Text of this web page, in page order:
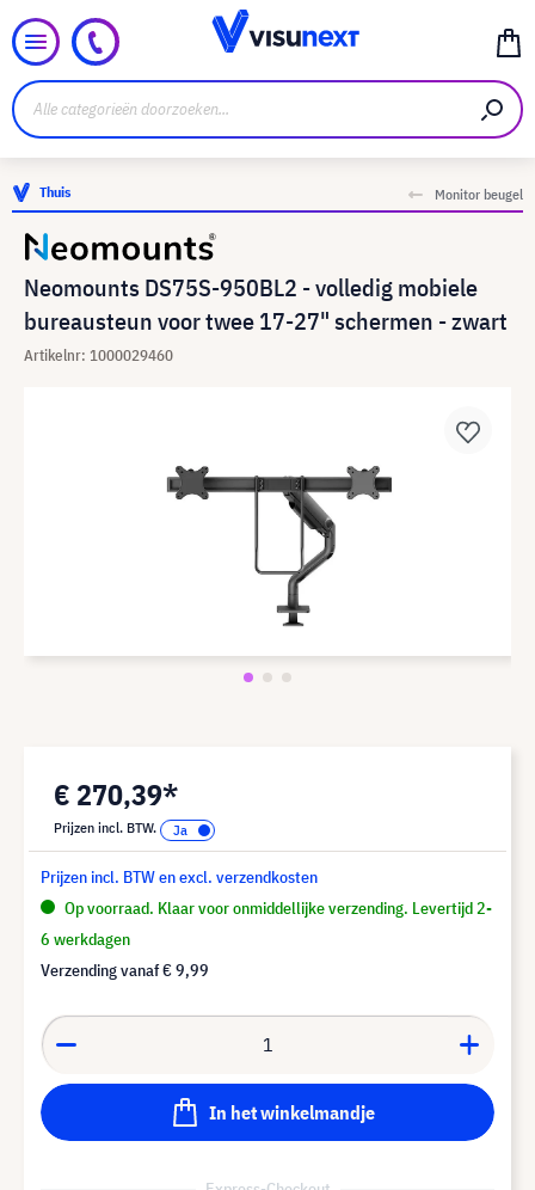
Thuis Monitor beugel
Neomounts DS75S-950BL2 - volledig mobiele
bureausteun voor twee 17-27" schermen - zwart
Artikelnr: 1000029460
€ 270,39*
Prijzen incl. BTW.
Prijzen incl. BTW en excl. verzendkosten
Op voorraad. Klaar voor onmiddellijke verzending. Levertijd 2-
6 werkdagen
Verzending vanaf€ 9,99
In het winkelmandje